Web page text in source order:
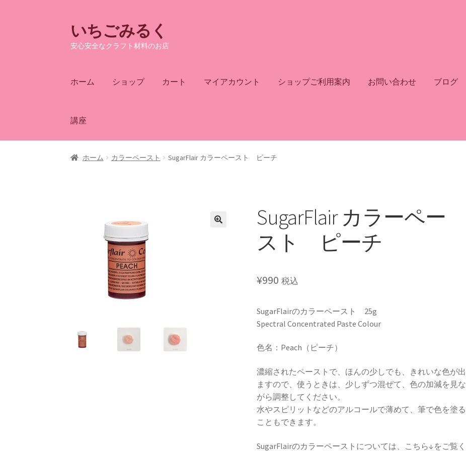
ナ
ビ
ゲ
シ
へ
ス
キ
ッ
コ
ン
テ
ツ
キ
ッ
プ
いちごみるく
安心安全なクラフト材料のお店
ホーム ショップ カート マイアカウント ショップご利用案内 お問い合わせ ブログ
講座
ホーム カラーペースト SugarFlair カラーペースト ピーチ
SugarFlair カラーペー
スト ピーチ
¥990 税込
SugarFlairのカラーペースト 25g
Spectral Concentrated Paste Colour
色名：Peach（ピーチ）
濃縮されたペーストで、ほんの少しでも、きれいな色が出
ますので、使うときは、少しずつ混ぜて、色の加減を見な
がら調整してください。
水やスピリットなどのアルコールで薄めて、筆で色を塗る
こともできます。
SugarFlairのカラーペーストについては、こちら↓をご覧く